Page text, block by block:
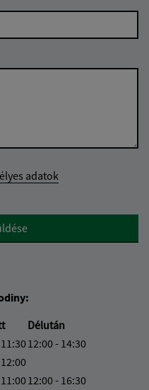
adatok
Délután
12:00 - 14:30
12:00 - 16:30